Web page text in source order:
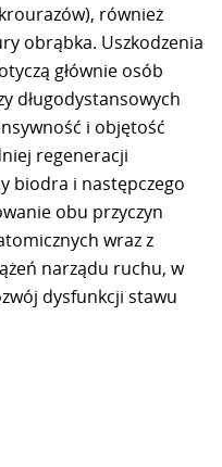
również
obrąbka. Uszkodzenia
głównie osób
długodystansowych
i objętość
regeneracji
biodra i następczego
obu przyczyn
wraz z
narządu ruchu, w
dysfunkcji stawu